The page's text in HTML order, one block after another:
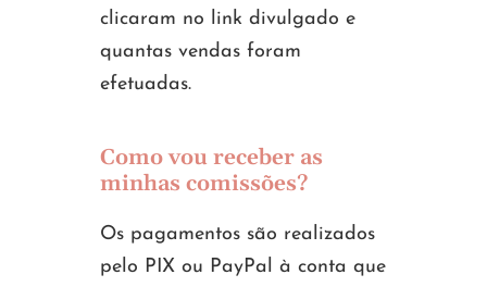
clicaram no link divulgado e
quantas vendas foram
efetuadas.
Como vou receber as
minhas comissões?
Os pagamentos são realizados
pelo PIX ou PayPal à conta que